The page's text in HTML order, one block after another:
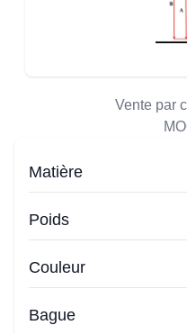
Vente par
Matière
Poids
Couleur
Bague